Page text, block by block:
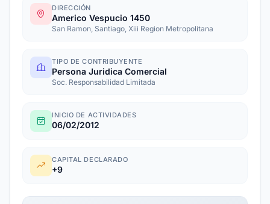
DIRECCIÓN
Americo Vespucio 1450
San Ramon, Santiago, Xiii Region Metropolitana
TIPO DE CONTRIBUYENTE
Persona Juridica Comercial
Soc. Responsabilidad Limitada
INICIO DE ACTIVIDADES
06/02/2012
CAPITAL DECLARADO
+9